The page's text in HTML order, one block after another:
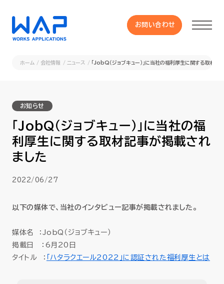
お問い合わせ
HUE 機能一覧
サービス
セミナー
お役立ち情報
ホーム 会社情報 ニュース 「JobQ（ジョブキュー）」に当社の福利厚生に関する取材記
お知らせ
「JobQ（ジョブキュー）」に当社の福
利厚生に関する取材記事が掲載され
ました
2022/06/27
以下の媒体で、当社のインタビュー記事が掲載されました。
媒体名 ：JobQ（ジョブキュー）
掲載日 ：6月20日
タイトル ： 「ハタラクエール2022」に認証された福利厚生とは
お問い合わせ